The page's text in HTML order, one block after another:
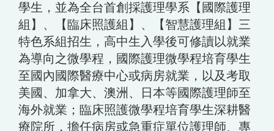
學生，並為全台首創採護理學系【國際護理
組】、【臨床照護組】、【智慧護理組】三
特色系組招生，高中生入學後可修讀以就業
為導向之微學程，國際護理微學程培育學生
至國內國際醫療中心或病房就業，以及考取
美國、加拿大、澳洲、日本等國際護理師至
海外就業；臨床照護微學程培育學生深耕醫
療院所，擔任病房或急重症單位護理師、專